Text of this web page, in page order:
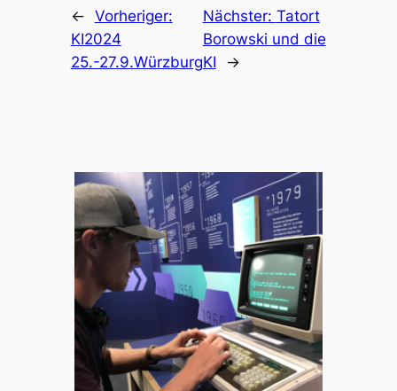
← Vorheriger:
KI2024
25.-27.9.Würzburg
Nächster: Tatort
Borowski und die
KI
→